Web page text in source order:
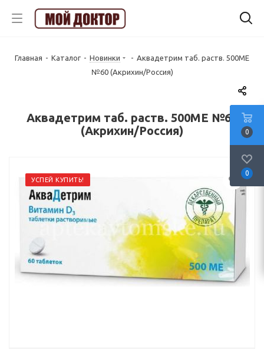
Главная - Каталог - Новинки - Аквадетрим таб. раств. 500МЕ
№60 (Акрихин/Россия)
Аквадетрим таб. раств. 500МЕ №60
(Акрихин/Россия)
УСПЕЙ КУПИТЬ!
0
0